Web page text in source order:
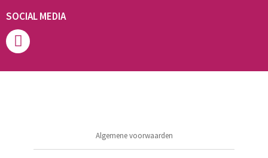
SOCIAL MEDIA
Algemene voorwaarden